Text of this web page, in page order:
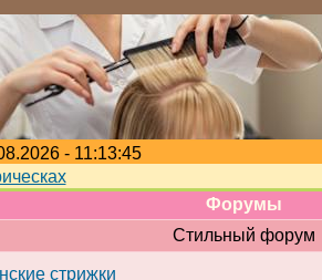
- 11:13:45
Форумы
Стильный форум
стрижки